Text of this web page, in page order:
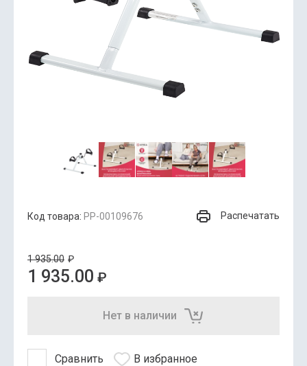
Код товара: РР-00109676 Распечатать
1 935.00 ₽
1 935.00 ₽
Нет в наличии
Сравнить В избранное